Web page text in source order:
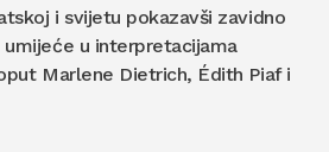
i svijetu pokazavši zavidno
u interpretacijama
Marlene Dietrich, Édith Piaf i